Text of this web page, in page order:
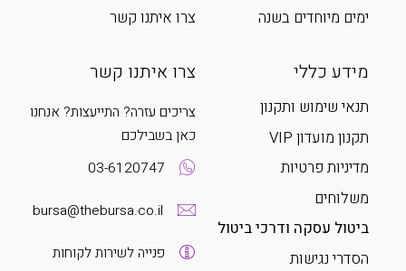
ימים מיוחדים בשנה
צרו איתנו קשר
מידע כללי
תנאי שימוש ותקנון
תקנון מועדון VIP
מדיניות פרטיות
משלוחים
ביטול עסקה ודרכי ביטול
הסדרי נגישות
צרו איתנו קשר
צריכים עזרה? התייעצות? אנחנו
כאן בשבילכם
03-6120747
bursa@thebursa.co.il
פנייה לשירות לקוחות